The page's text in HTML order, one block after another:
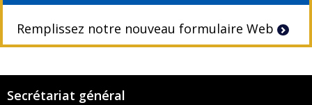
Remplissez notre nouveau formulaire Web
Secrétariat général